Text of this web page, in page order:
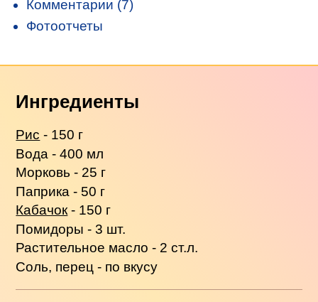
Комментарии (7)
Фотоотчеты
Ингредиенты
Рис - 150 г
Вода - 400 мл
Морковь - 25 г
Паприка - 50 г
Кабачок - 150 г
Помидоры - 3 шт.
Растительное масло - 2 ст.л.
Соль, перец - по вкусу